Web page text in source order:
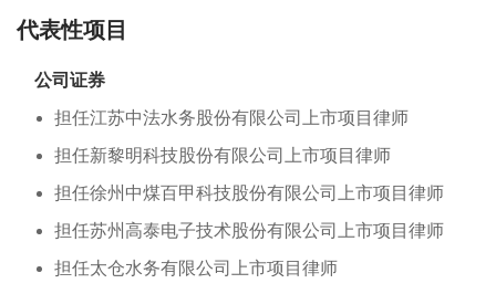
代表性项目
公司证券
担任江苏中法水务股份有限公司上市项目律师
担任新黎明科技股份有限公司上市项目律师
担任徐州中煤百甲科技股份有限公司上市项目律师
担任苏州高泰电子技术股份有限公司上市项目律师
担任太仓水务有限公司上市项目律师